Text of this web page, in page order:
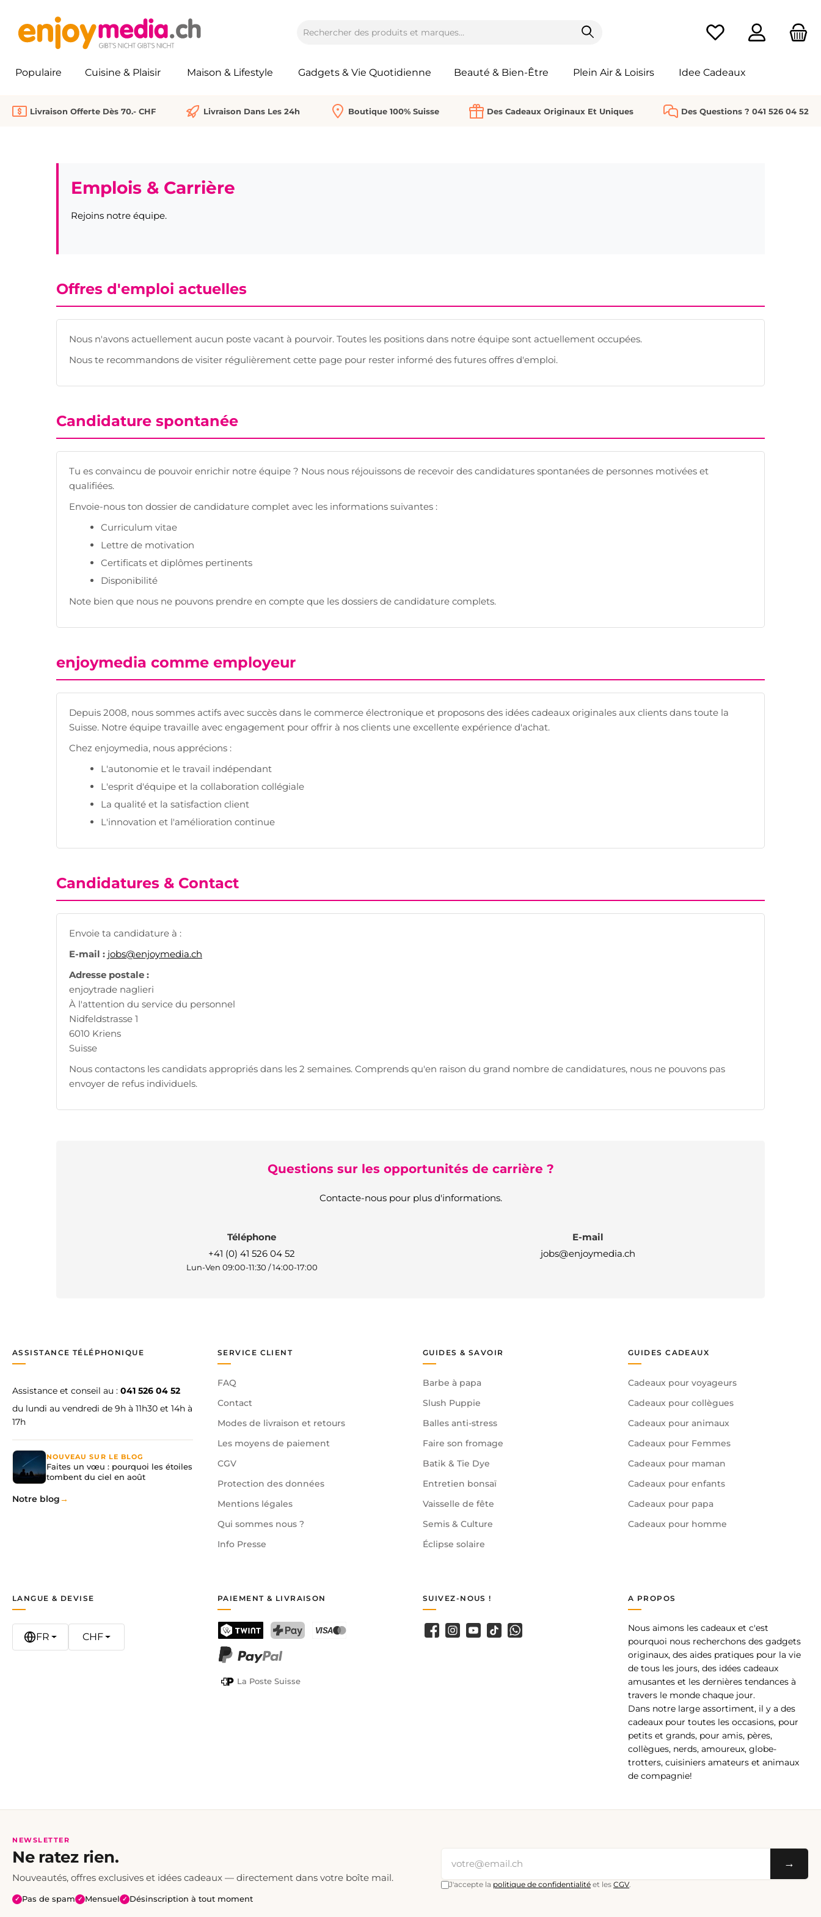
Vous avez 0 articles
Populaire Cuisine & Plaisir Maison & Lifestyle Gadgets & Vie Quotidienne Beauté & Bien-Être Plein Air & Loisirs Idee Cadeaux
Livraison Offerte Dès 70.- CHF Livraison Dans Les 24h Boutique 100% Suisse Des Cadeaux Originaux Et Uniques Des Questions ? 041 526 04 52
Emplois & Carrière
Rejoins notre équipe.
Offres d'emploi actuelles
Nous n'avons actuellement aucun poste vacant à pourvoir. Toutes les positions dans notre équipe sont actuellement occupées.
Nous te recommandons de visiter régulièrement cette page pour rester informé des futures offres d'emploi.
Candidature spontanée
Tu es convaincu de pouvoir enrichir notre équipe ? Nous nous réjouissons de recevoir des candidatures spontanées de personnes motivées et
qualifiées.
Envoie-nous ton dossier de candidature complet avec les informations suivantes :
Curriculum vitae
Lettre de motivation
Certificats et diplômes pertinents
Disponibilité
Note bien que nous ne pouvons prendre en compte que les dossiers de candidature complets.
enjoymedia comme employeur
Depuis 2008, nous sommes actifs avec succès dans le commerce électronique et proposons des idées cadeaux originales aux clients dans toute la
Suisse. Notre équipe travaille avec engagement pour offrir à nos clients une excellente expérience d'achat.
Chez enjoymedia, nous apprécions :
L'autonomie et le travail indépendant
L'esprit d'équipe et la collaboration collégiale
La qualité et la satisfaction client
L'innovation et l'amélioration continue
Candidatures & Contact
Envoie ta candidature à :
E-mail : jobs@enjoymedia.ch
Adresse postale :
enjoytrade naglieri
À l'attention du service du personnel
Nidfeldstrasse 1
6010 Kriens
Suisse
Nous contactons les candidats appropriés dans les 2 semaines. Comprends qu'en raison du grand nombre de candidatures, nous ne pouvons pas
envoyer de refus individuels.
Questions sur les opportunités de carrière ?
Contacte-nous pour plus d'informations.
Téléphone
+41 (0) 41 526 04 52
Lun-Ven 09:00-11:30 / 14:00-17:00
E-mail
jobs@enjoymedia.ch
ASSISTANCE TÉLÉPHONIQUE
Assistance et conseil au : 041 526 04 52
du lundi au vendredi de 9h à 11h30 et 14h à
17h
NOUVEAU SUR LE BLOG
Faites un vœu : pourquoi les étoiles
tombent du ciel en août
Notre blog
SERVICE CLIENT
FAQ
Contact
Modes de livraison et retours
Les moyens de paiement
CGV
Protection des données
Mentions légales
Qui sommes nous ?
Info Presse
GUIDES & SAVOIR
Barbe à papa
Slush Puppie
Balles anti-stress
Faire son fromage
Batik & Tie Dye
Entretien bonsaï
Vaisselle de fête
Semis & Culture
Éclipse solaire
GUIDES CADEAUX
Cadeaux pour voyageurs
Cadeaux pour collègues
Cadeaux pour animaux
Cadeaux pour Femmes
Cadeaux pour maman
Cadeaux pour enfants
Cadeaux pour papa
Cadeaux pour homme
A PROPOS
Nous aimons les cadeaux et c'est
pourquoi nous recherchons des gadgets
originaux, des aides pratiques pour la vie
de tous les jours, des idées cadeaux
amusantes et les dernières tendances à
travers le monde chaque jour.
Dans notre large assortiment, il y a des
cadeaux pour toutes les occasions, pour
petits et grands, pour amis, pères,
collègues, nerds, amoureux, globe-
trotters, cuisiniers amateurs et animaux
de compagnie!
PAIEMENT & LIVRAISON
TWINT
La Poste Suisse
LANGUE & DEVISE
FR CHF
SUIVEZ-NOUS !
Facebook
Instagram
YouTubeTikTokWhatsApp
NEWSLETTER
Ne ratez rien.
Nouveautés, offres exclusives et idées cadeaux — directement dans votre boîte mail.
✓ Pas de spam ✓ Mensuel ✓ Désinscription à tout moment
→
J'accepte la politique de confidentialité et lesCGV.